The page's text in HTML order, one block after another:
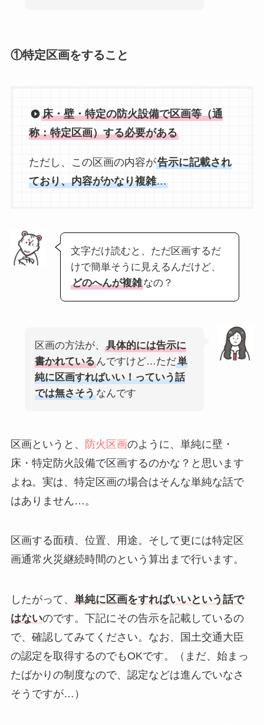
①特定区画をすること
床・壁・特定の防火設備で区画等（通
称：特定区画）する必要がある
ただし、この区画の内容が告示に記載され
ており、内容がかなり複雑…
文字だけ読むと、ただ区画するだ
けで簡単そうに見えるんだけど、
どのへんが複雑なの？
区画の方法が、
具体的には告示に
書かれているんですけど…ただ単
純に区画すればいい！っていう話
では無さそうなんです
区画というと、 防火区画のように、単純に壁・
床・特定防火設備で区画するのかな？と思います
よね。実は、特定区画の場合はそんな単純な話で
はありません…。
区画する面積、位置、用途。そして更には特定区
画通常火災継続時間のという算出まで行います。
したがって、 単純に区画をすればいいという話で
はないのです。下記にその告示を記載しているの
で、確認してみてください。なお、国土交通大臣
の認定を取得するのでもOKです。（まだ、始まっ
たばかりの制度なので、認定などは進んでいなさ
そうですが…）